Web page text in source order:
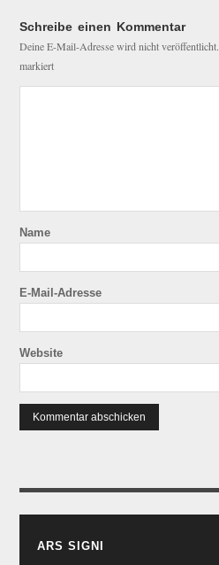
Schreibe einen Kommentar
Deine E-Mail-Adresse wird nicht veröffentlicht.
markiert
Name
E-Mail-Adresse
Website
ARS SIGNI